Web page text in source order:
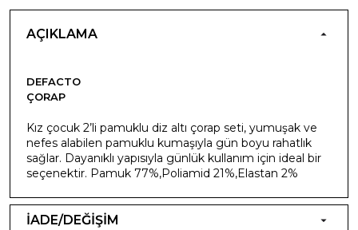
AÇIKLAMA
DEFACTO
ÇORAP
Kız çocuk 2’li pamuklu diz altı çorap seti, yumuşak ve
nefes alabilen pamuklu kumaşıyla gün boyu rahatlık
sağlar. Dayanıklı yapısıyla günlük kullanım için ideal bir
seçenektir. Pamuk 77%,Poliamid 21%,Elastan 2%
İADE/DEĞİŞİM